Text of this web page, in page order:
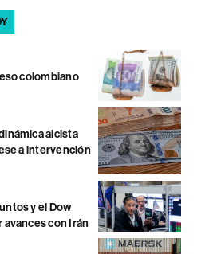
colombiano
alcista
a intervención
y el Dow
avances con Irán